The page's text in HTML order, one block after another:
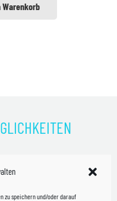
zu speichern und/oder darauf
Warenkorb